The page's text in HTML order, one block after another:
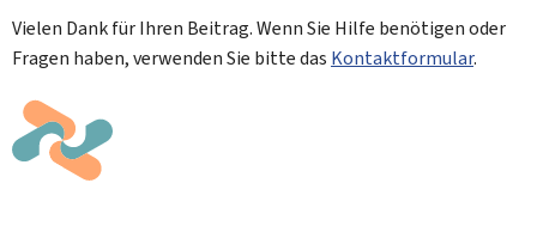
Vielen Dank für Ihren Beitrag. Wenn Sie Hilfe benötigen oder
Fragen haben, verwenden Sie bitte das Kontaktformular.